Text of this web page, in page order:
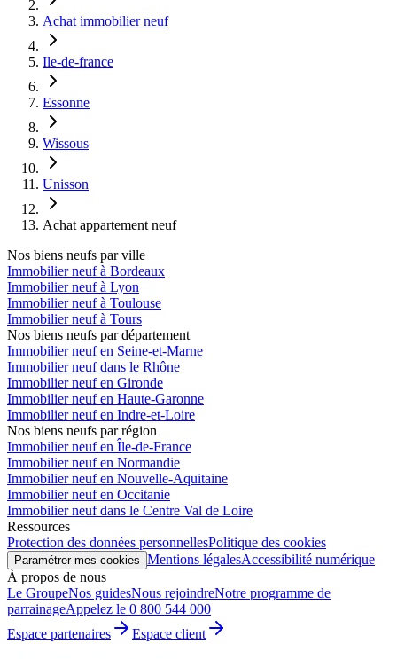
Achat immobilier neuf
Ile-de-france
Essonne
Wissous
Unisson
Achat appartement neuf
Nos biens neufs par ville
Immobilier neuf à Bordeaux
Immobilier neuf à Lyon
Immobilier neuf à Toulouse
Immobilier neuf à Tours
Nos biens neufs par département
Immobilier neuf en Seine-et-Marne
Immobilier neuf dans le Rhône
Immobilier neuf en Gironde
Immobilier neuf en Haute-Garonne
Immobilier neuf en Indre-et-Loire
Nos biens neufs par région
Immobilier neuf en Île-de-France
Immobilier neuf en Normandie
Immobilier neuf en Nouvelle-Aquitaine
Immobilier neuf en Occitanie
Immobilier neuf dans le Centre Val de Loire
Ressources
Protection des données personnellesPolitique des cookies
Paramétrer mes cookies Mentions légalesAccessibilité numérique
À propos de nous
Le GroupeNos guidesNous rejoindreNotre programme de
parrainageAppelez le 0 800 544 000
Espace partenaires
Espace client